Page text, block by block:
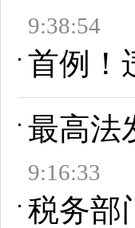
9:38:54
首例！
最高法
9:16:33
税务部